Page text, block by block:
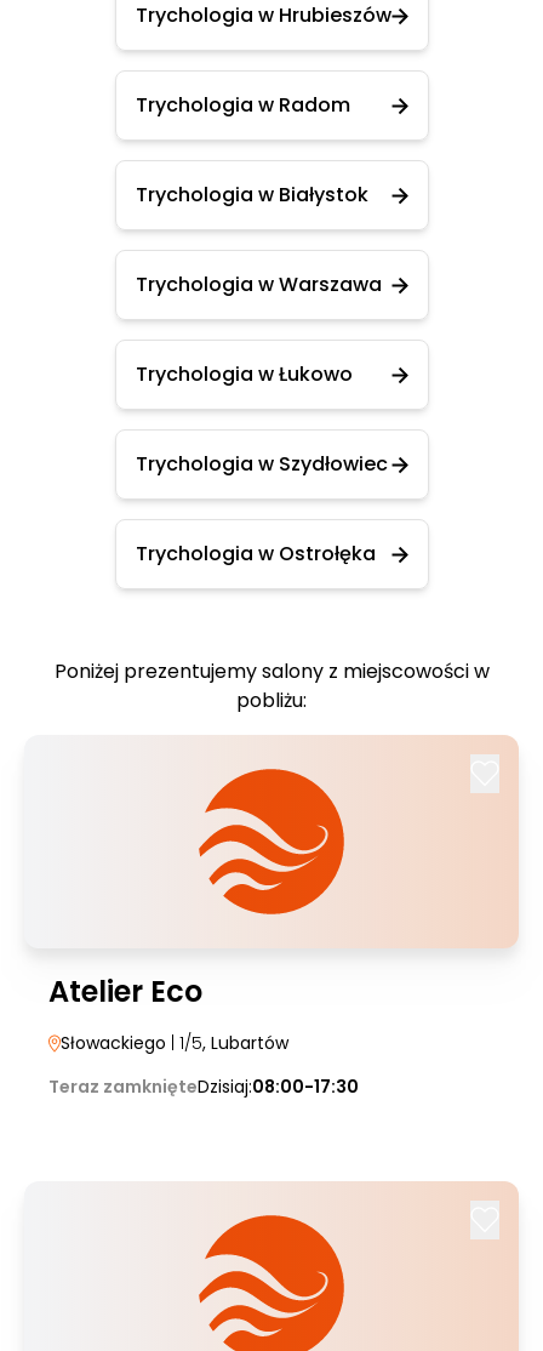
Trychologia w Hrubieszów
Trychologia w Radom
Trychologia w Białystok
Trychologia w Warszawa
Trychologia w Łukowo
Trychologia w Szydłowiec
Trychologia w Ostrołęka
Poniżej prezentujemy salony z miejscowości w
pobliżu:
Atelier Eco
Słowackiego | 1/5, Lubartów
Teraz zamknięteDzisiaj:08:00-17:30